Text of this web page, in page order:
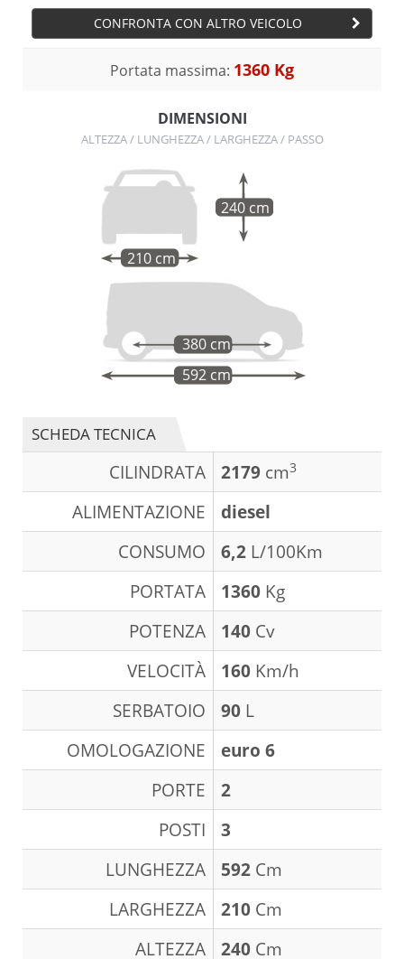
CONFRONTA CON ALTRO VEICOLO
Portata massima: 1360 Kg
DIMENSIONI
ALTEZZA / LUNGHEZZA / LARGHEZZA / PASSO
210 cm
240 cm
592 cm
380 cm
SCHEDA TECNICA
CILINDRATA 2179 cm3
ALIMENTAZIONE
diesel
CONSUMO
6,2 L/100Km
PORTATA
1360 Kg
POTENZA
140 Cv
VELOCITÀ
160 Km/h
SERBATOIO
90 L
OMOLOGAZIONE
euro 6
PORTE
2
POSTI
3
LUNGHEZZA
592 Cm
LARGHEZZA
210 Cm
ALTEZZA
240 Cm